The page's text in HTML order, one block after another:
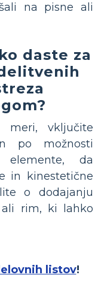
na pisne ali
daste za
meri, vključite
po možnosti
da
in kinestetične
o dodajanju
ali rim, ki lahko
listov!